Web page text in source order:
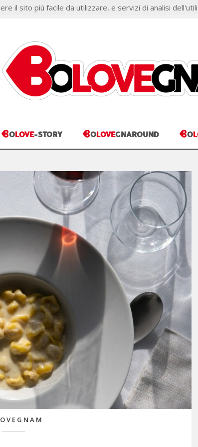
COOKIE POLICY
BOLOVE-STORY BOLOVEGNAROUND BO
il sito più facile da utilizzare, e servizi di analisi